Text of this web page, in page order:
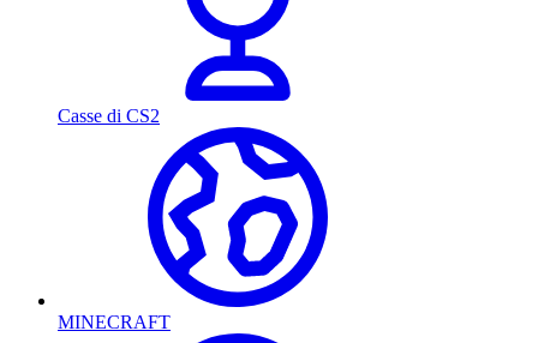
Casse di CS2
MINECRAFT